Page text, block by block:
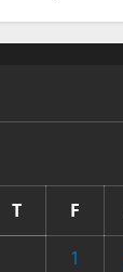
T F
1